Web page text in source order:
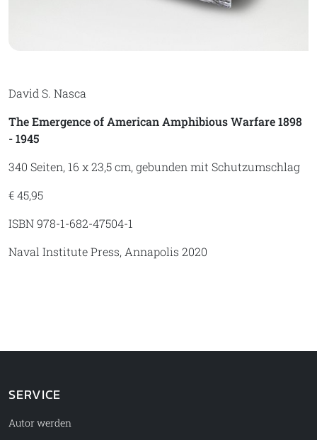
David S. Nasca
The Emergence of American Amphibious Warfare 1898
- 1945
340 Seiten, 16 x 23,5 cm, gebunden mit Schutzumschlag
€ 45,95
ISBN 978-1-682-47504-1
Naval Institute Press, Annapolis 2020
SERVICE
Autor werden